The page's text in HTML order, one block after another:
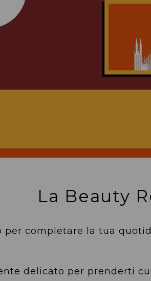
La Beauty
per completare la tua
delicato per prenderti